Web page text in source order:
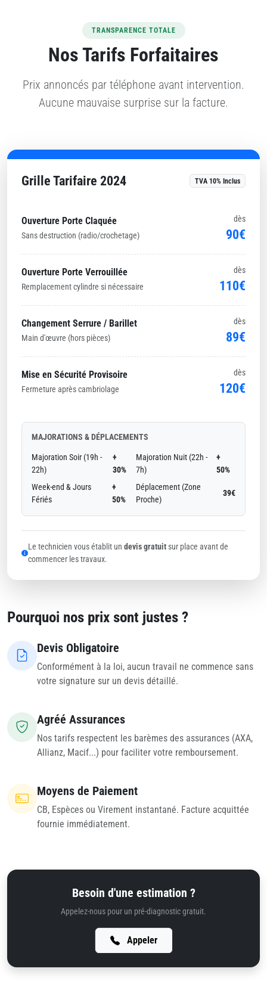
TRANSPARENCE TOTALE
Nos Tarifs Forfaitaires
Prix annoncés par téléphone avant intervention.
Aucune mauvaise surprise sur la facture.
Grille Tarifaire 2024 TVA 10% Inclus
Ouverture Porte Claquée
Sans destruction (radio/crochetage)
dès
90€
Ouverture Porte Verrouillée
Remplacement cylindre si nécessaire
dès
110€
Changement Serrure / Barillet
Main d'œuvre (hors pièces)
dès
89€
Mise en Sécurité Provisoire
Fermeture après cambriolage
dès
120€
MAJORATIONS & DÉPLACEMENTS
Majoration Soir (19h -
22h)
+
30%
Majoration Nuit (22h -
7h)
+
50%
Week-end & Jours
Fériés
+
50%
Déplacement (Zone
Proche)
39€
Le technicien vous établit un devis gratuitsur place avant de
commencer les travaux.
Pourquoi nos prix sont justes ?
Devis Obligatoire
Conformément à la loi, aucun travail ne commence sans
votre signature sur un devis détaillé.
Agréé Assurances
Nos tarifs respectent les barèmes des assurances (AXA,
Allianz, Macif...) pour faciliter votre remboursement.
Moyens de Paiement
CB, Espèces ou Virement instantané. Facture acquittée
fournie immédiatement.
Besoin d'une estimation ?
Appelez-nous pour un pré-diagnostic gratuit.
Appeler